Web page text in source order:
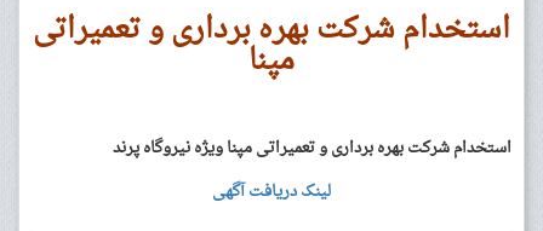
استخدام شرکت بهره برداری و تعمیراتی
مپنا
استخدام شرکت بهره برداری و تعمیراتی مپنا ویژه نیروگاه پرند
لینک دریافت آگهی